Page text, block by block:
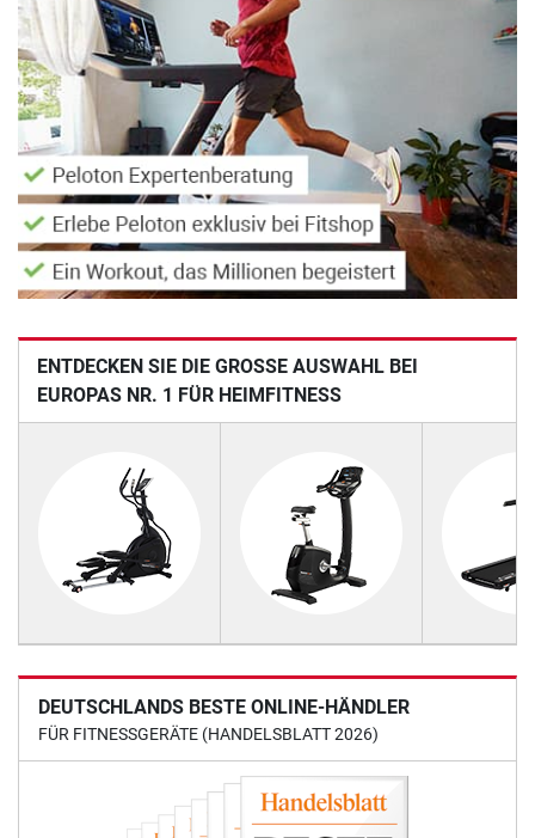
ENTDECKEN SIE DIE GROSSE AUSWAHL BEI E
UROPAS NR. 1 FÜR HEIMFITNESS
DEUTSCHLANDS BESTE ONLINE-HÄNDLER
FÜR FITNESSGERÄTE (HANDELSBLATT 2026)